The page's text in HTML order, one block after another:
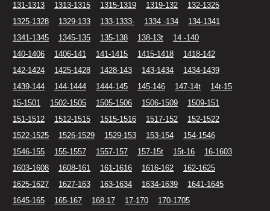
131-1313
1313-1315 1315-1319 1319-132
132-1325
1325-1328
1329-133 133-1333- 1334 -134
134-1341
1341-1345
1345-135 135-138 138-13t
14 -140
140-1406
1406-141 141-1415 1415-1418
1418-142
142-1424
1425-1428 1428-143 143-1434
1434-1439
1439-144
144-1444 1444-145 145-146 147-14t
14t-15
15-1501
1502-1505 1505-1506 1506-1509
1509-151
151-1512
1512-1515 1515-1516 1517-152
152-1522
1522-1525
1526-1529 1529-153 153-154
154-1546
1546-155
155-1557 1557-157 157-15t 15t-16
16-1603
1603-1608
1608-161 161-1616 1616-162
162-1625
1625-1627
1627-163 163-1634 1634-1639
1641-1645
1645-165
165-167 168-17 17-170
170-1705